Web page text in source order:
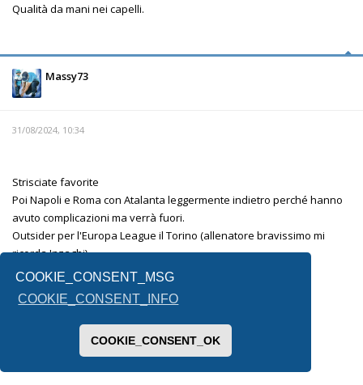
COOKIE_CONSENT_MSG
COOKIE_CONSENT_INFO
COOKIE_CONSENT_OK
Qualità da mani nei capelli.
Massy73
31/08/2024, 10:34
Strisciate favorite
Poi Napoli e Roma con Atalanta leggermente indietro perché hanno
avuto complicazioni ma verrà fuori.
Outsider per l'Europa League il Torino (allenatore bravissimo mi
ricorda Inzaghi)
La fiorentina è l'altra incognita.
Lecce e Venezia mi sembrano messe male.
Per la terza retrocessa non saprei, forse il Monza .
Inviato dal mio SM-F731B utilizzando Tapatalk